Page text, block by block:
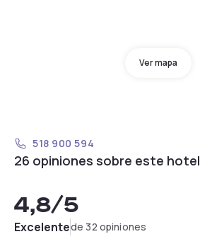
Ver mapa
518 900 594
26 opiniones sobre este hotel
4,8/5
Excelentede 32 opiniones